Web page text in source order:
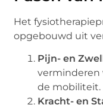
Het
opgebouwd uit
Pijn- en
verminderen
de mobiliteit.
Kracht- en